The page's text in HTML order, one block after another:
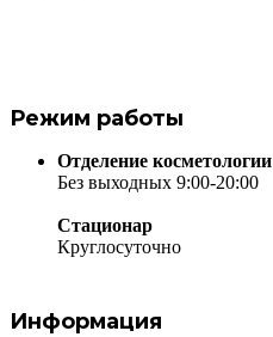
Режим работы
Отделение косметологии
Без выходных 9:00-20:00
Стационар
Круглосуточно
Информация